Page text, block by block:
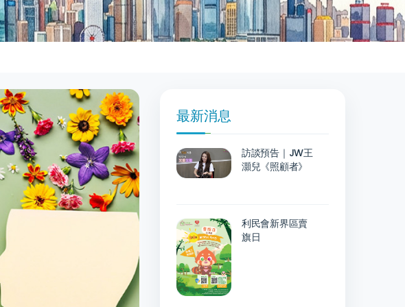
最新消息
訪談預告｜JW王
灝兒《照顧者》
利民會新界區賣
旗日